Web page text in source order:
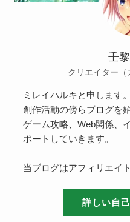
壬
クリエイター（
ミレイハルキと申します。
創作活動の傍らブログを
ゲーム攻略、Web関係、
ポートしていきます。
当ブログはアフィリエイ
詳しい自